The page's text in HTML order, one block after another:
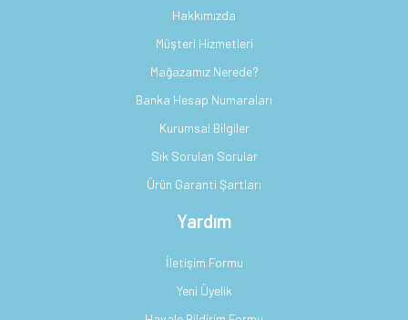
Hakkımızda
Müşteri Hizmetleri
Mağazamız Nerede?
Banka Hesap Numaraları
Kurumsal Bilgiler
Sık Sorulan Sorular
Ürün Garanti Şartları
Yardım
İletişim Formu
Yeni Üyelik